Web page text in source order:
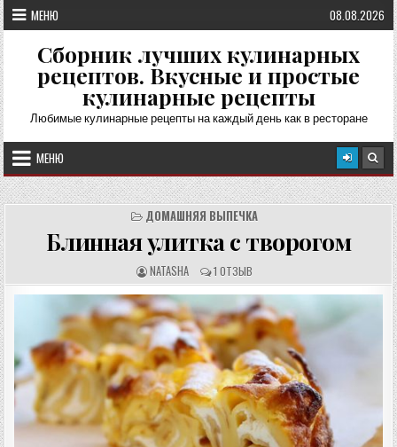
Перейти
к
содержимому
МЕНЮ 08.08.2026
Сборник лучших кулинарных
рецептов. Вкусные и простые
кулинарные рецепты
Любимые кулинарные рецепты на каждый день как в ресторане
МЕНЮ
ДОМАШНЯЯ ВЫПЕЧКА
Блинная улитка с творогом
А
В
Т
О
Р
Р
Е
Ц
Е
П
Т
А
:
NATASHA О
Т
З
В
Ы
:
1 ОТЗЫВ